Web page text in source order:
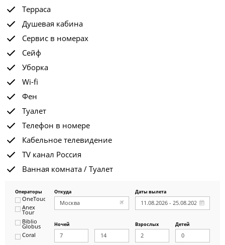
Терраса
Душевая кабина
Сервис в номерах
Сейф
Уборка
Wi-fi
Фен
Туалет
Телефон в номере
Кабельное телевидение
TV канал Россия
Ванная комната / Туалет
Операторы
OneTouch&Travel
Anex
Tour
Biblio
Globus
Coral
Откуда Даты вылета
Ночей Взрослых Детей